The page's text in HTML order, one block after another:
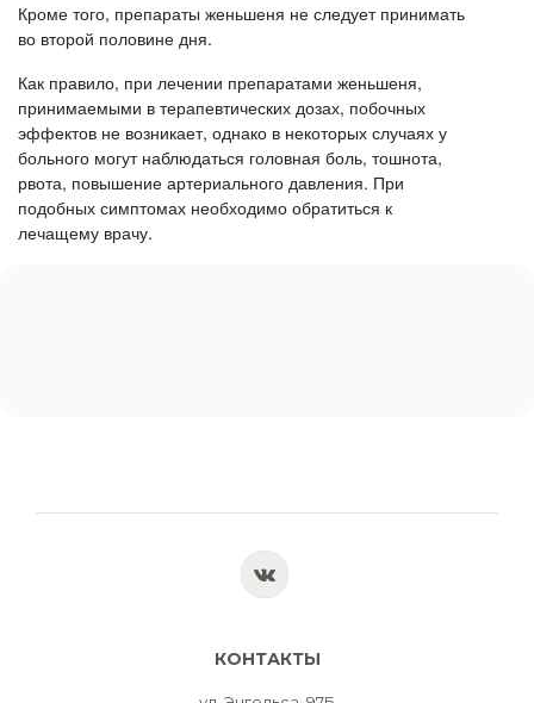
Кроме того, препараты женьшеня не следует принимать
во второй половине дня.
Как правило, при лечении препаратами женьшеня,
принимаемыми в терапевтических дозах, побочных
эффектов не возникает, однако в некоторых случаях у
больного могут наблюдаться головная боль, тошнота,
рвота, повышение артериального давления. При
подобных симптомах необходимо обратиться к
лечащему врачу.
КОНТАКТЫ